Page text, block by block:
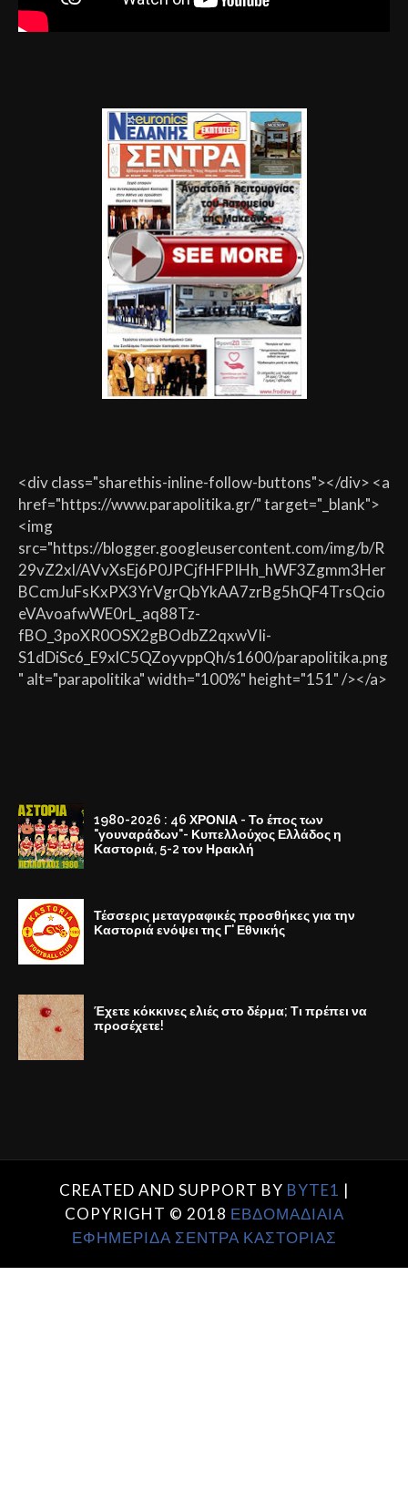
<div class="sharethis-inline-follow-buttons"></div> <a
href="https://www.parapolitika.gr/" target="_blank">
<img
src="https://blogger.googleusercontent.com/img/b/R
29vZ2xl/AVvXsEj6P0JPCjfHFPIHh_hWF3Zgmm3Her
BCcmJuFsKxPX3YrVgrQbYkAA7zrBg5hQF4TrsQcio
eVAvoafwWE0rL_aq88Tz-
fBO_3poXR0OSX2gBOdbZ2qxwVIi-
S1dDiSc6_E9xlC5QZoyvppQh/s1600/parapolitika.png
" alt="parapolitika" width="100%" height="151" /></a>
1980-2026 : 46 ΧΡΟΝΙΑ - Το έπος των
"γουναράδων"- Κυπελλούχος Ελλάδος η
Καστοριά, 5-2 τον Ηρακλή
Τέσσερις μεταγραφικές προσθήκες για την
Καστοριά ενόψει της Γ' Εθνικής
Έχετε κόκκινες ελιές στο δέρμα; Τι πρέπει να
προσέχετε!
CREATED AND SUPPORT BY BYTE1 |
COPYRIGHT © 2018 ΕΒΔΟΜΑΔΙΑΙΑ
ΕΦΗΜΕΡΙΔΑ ΣΕΝΤΡΑ ΚΑΣΤΟΡΙΑΣ